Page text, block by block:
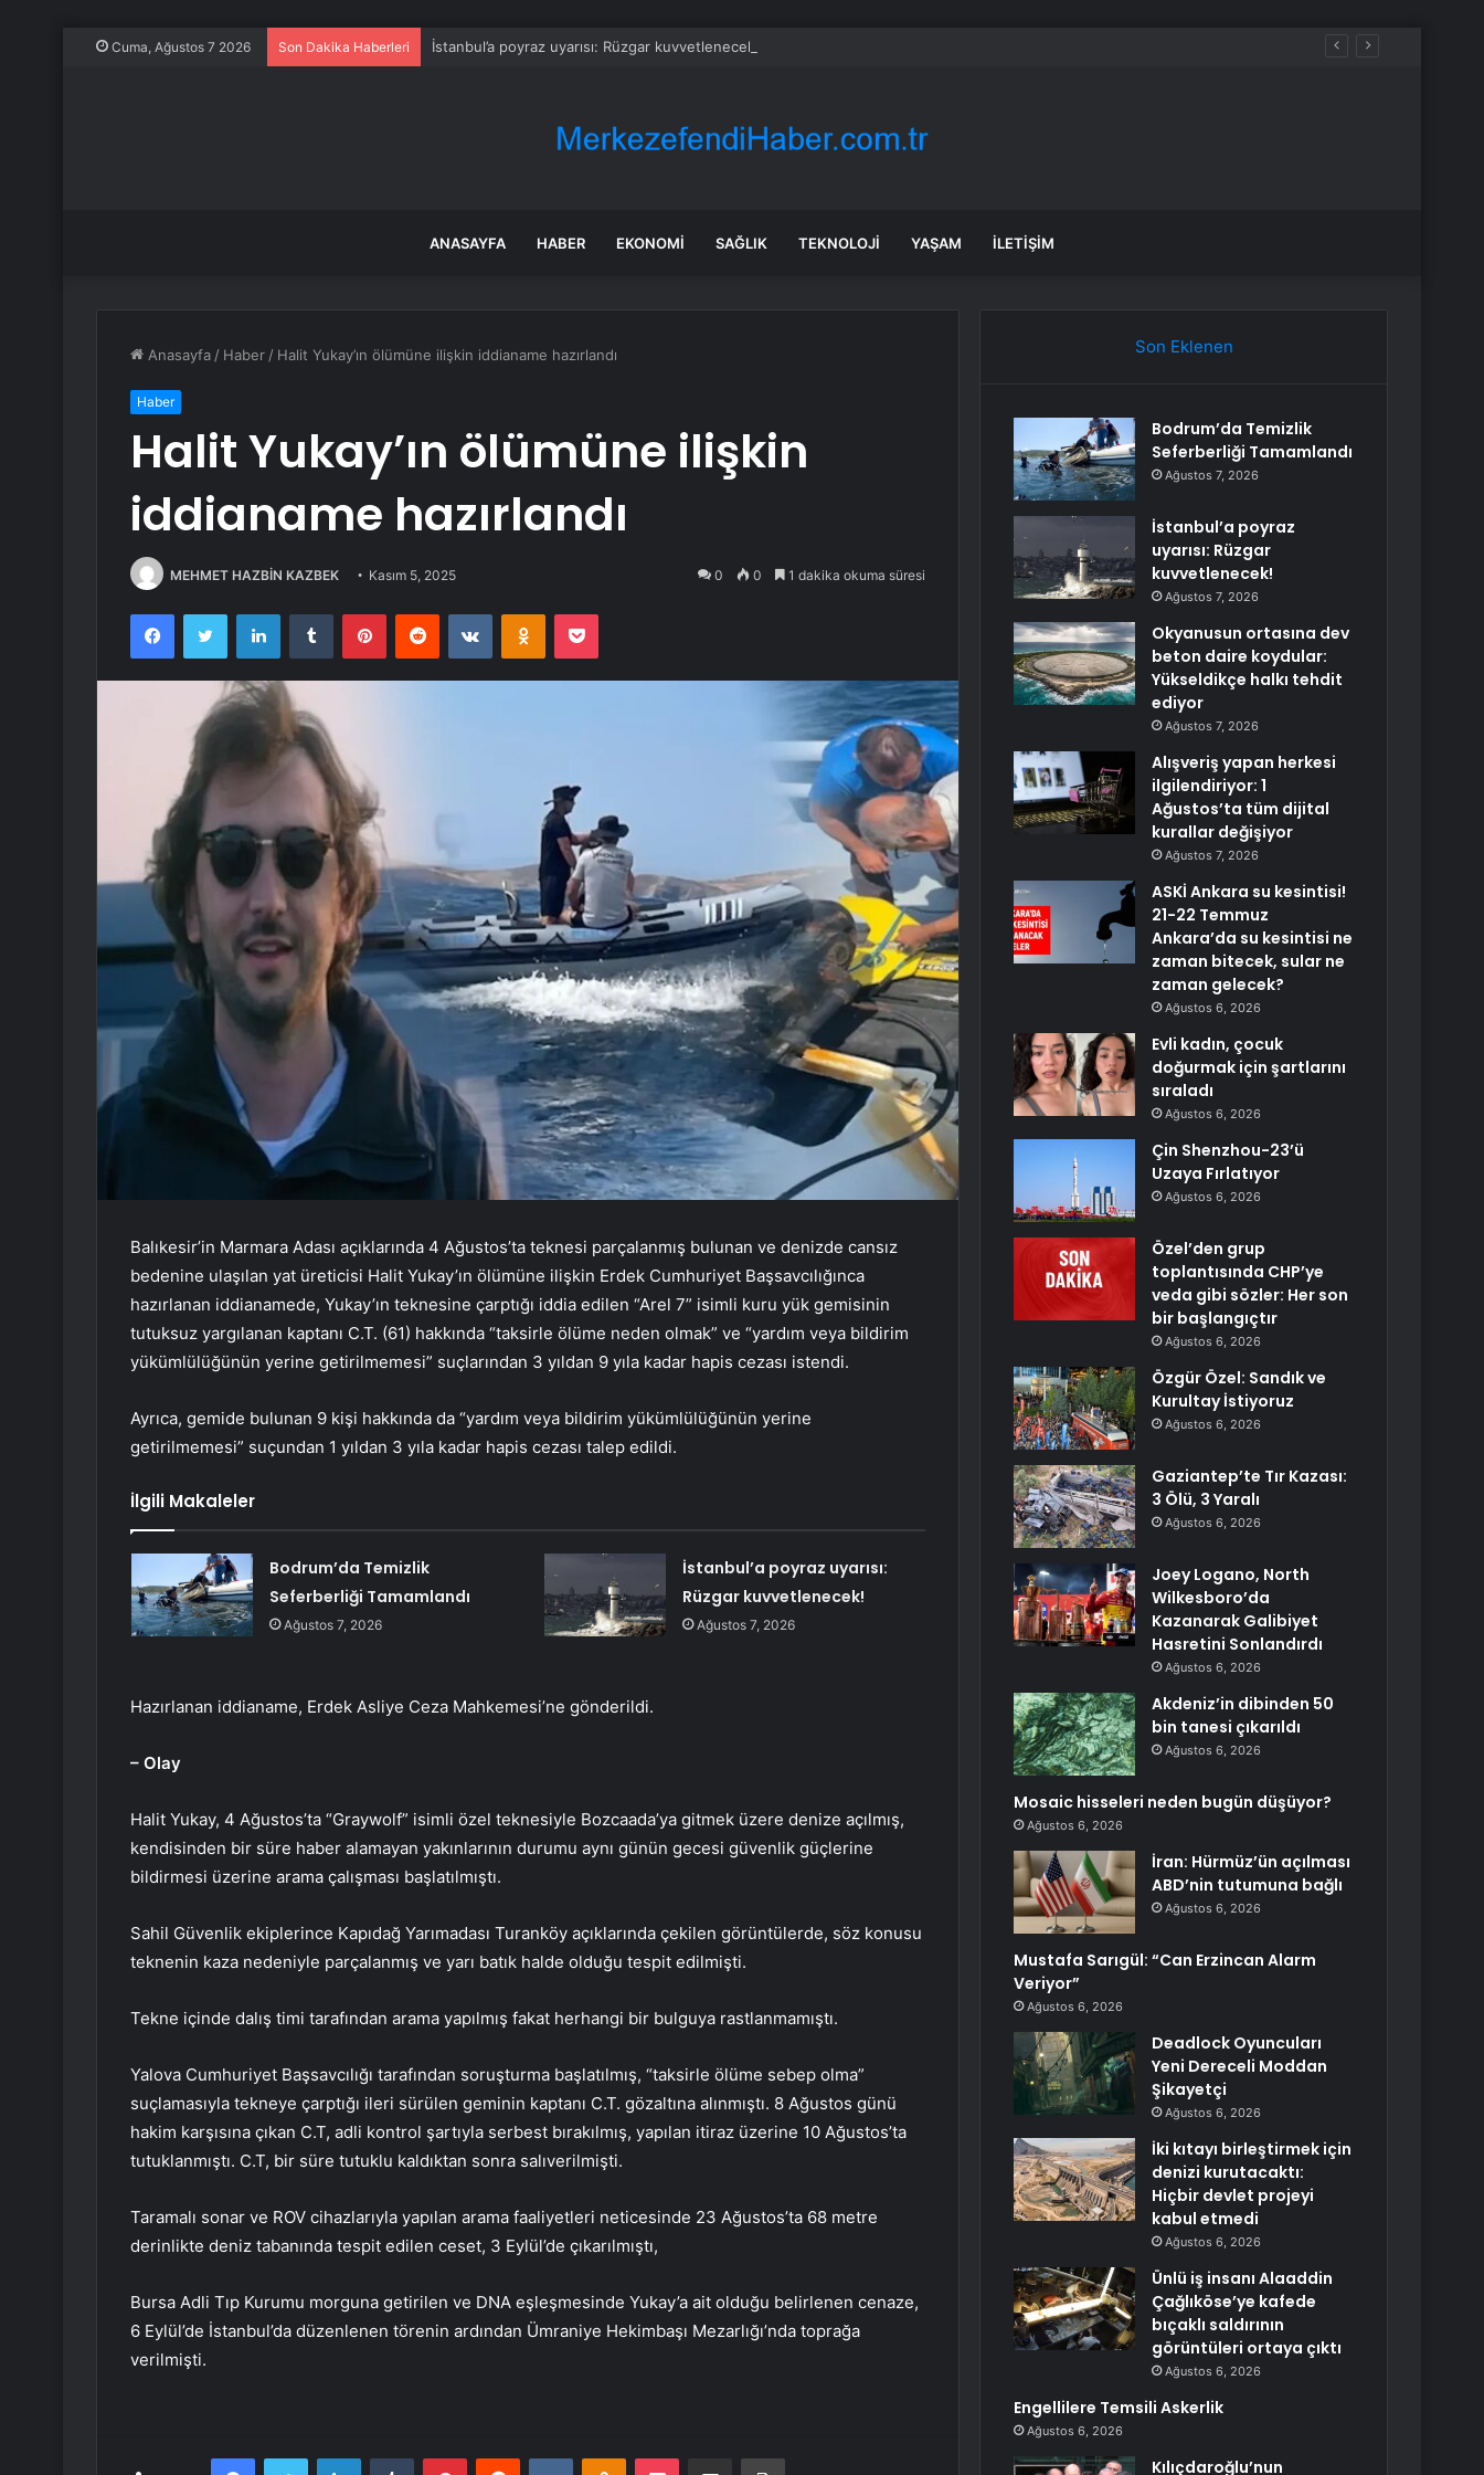
Cuma, Ağustos 7 2026 Son Dakika Haberleri İstanbul’a poyraz uyarısı: Rüzgar kuvvetlenecek!
ANASAYFA HABER EKONOMI SAĞLIK TEKNOLOJI YAŞAM İLETIŞIM
Anasayfa / Haber / Halit Yukay’ın ölümüne ilişkin iddianame hazırlandı
Haber
Halit Yukay’ın ölümüne ilişkin
iddianame hazırlandı
MEHMET HAZBİN KAZBEK Kasım 5, 2025 0 0 1 dakika okuma süresi
FacebookTwitter LinkedInTumblr PinterestReddit VKontakteOdnoklassniki
Pocket
Balıkesir’in Marmara Adası açıklarında 4 Ağustos’ta teknesi parçalanmış bulunan ve denizde cansız
bedenine ulaşılan yat üreticisi Halit Yukay’ın ölümüne ilişkin Erdek Cumhuriyet Başsavcılığınca
hazırlanan iddianamede, Yukay’ın teknesine çarptığı iddia edilen “Arel 7” isimli kuru yük gemisinin
tutuksuz yargılanan kaptanı C.T. (61) hakkında “taksirle ölüme neden olmak” ve “yardım veya bildirim
yükümlülüğünün yerine getirilmemesi” suçlarından 3 yıldan 9 yıla kadar hapis cezası istendi.
Ayrıca, gemide bulunan 9 kişi hakkında da “yardım veya bildirim yükümlülüğünün yerine
getirilmemesi” suçundan 1 yıldan 3 yıla kadar hapis cezası talep edildi.
İlgili Makaleler
Bodrum’da Temizlik
Seferberliği Tamamlandı
Ağustos 7, 2026
İstanbul’a poyraz uyarısı:
Rüzgar kuvvetlenecek!
Ağustos 7, 2026
Hazırlanan iddianame, Erdek Asliye Ceza Mahkemesi’ne gönderildi.
– Olay
Halit Yukay, 4 Ağustos’ta “Graywolf” isimli özel teknesiyle Bozcaada’ya gitmek üzere denize açılmış,
kendisinden bir süre haber alamayan yakınlarının durumu aynı günün gecesi güvenlik güçlerine
bildirmesi üzerine arama çalışması başlatılmıştı.
Sahil Güvenlik ekiplerince Kapıdağ Yarımadası Turanköy açıklarında çekilen görüntülerde, söz konusu
teknenin kaza nedeniyle parçalanmış ve yarı batık halde olduğu tespit edilmişti.
Tekne içinde dalış timi tarafından arama yapılmış fakat herhangi bir bulguya rastlanmamıştı.
Yalova Cumhuriyet Başsavcılığı tarafından soruşturma başlatılmış, “taksirle ölüme sebep olma”
suçlamasıyla tekneye çarptığı ileri sürülen geminin kaptanı C.T. gözaltına alınmıştı. 8 Ağustos günü
hakim karşısına çıkan C.T, adli kontrol şartıyla serbest bırakılmış, yapılan itiraz üzerine 10 Ağustos’ta
tutuklanmıştı. C.T, bir süre tutuklu kaldıktan sonra salıverilmişti.
Taramalı sonar ve ROV cihazlarıyla yapılan arama faaliyetleri neticesinde 23 Ağustos’ta 68 metre
derinlikte deniz tabanında tespit edilen ceset, 3 Eylül’de çıkarılmıştı,
Bursa Adli Tıp Kurumu morguna getirilen ve DNA eşleşmesinde Yukay’a ait olduğu belirlenen cenaze,
6 Eylül’de İstanbul’da düzenlenen törenin ardından Ümraniye Hekimbaşı Mezarlığı’nda toprağa
verilmişti.
FacebookTwitter LinkedInTumblr PinterestReddit VKontakteOdnoklassniki
Pocket E-Posta ile paylaş Yazdır
Son Eklenen
Bodrum’da Temizlik
Seferberliği Tamamlandı
Ağustos 7, 2026
İstanbul’a poyraz
uyarısı: Rüzgar
kuvvetlenecek!
Ağustos 7, 2026
Okyanusun ortasına dev
beton daire koydular:
Yükseldikçe halkı tehdit
ediyor
Ağustos 7, 2026
Alışveriş yapan herkesi
ilgilendiriyor: 1
Ağustos’ta tüm dijital
kurallar değişiyor
Ağustos 7, 2026
ASKİ Ankara su kesintisi!
21-22 Temmuz
Ankara’da su kesintisi ne
zaman bitecek, sular ne
zaman gelecek?
Ağustos 6, 2026
Evli kadın, çocuk
doğurmak için şartlarını
sıraladı
Ağustos 6, 2026
Çin Shenzhou-23’ü
Uzaya Fırlatıyor
Ağustos 6, 2026
Özel’den grup
toplantısında CHP’ye
veda gibi sözler: Her son
bir başlangıçtır
Ağustos 6, 2026
Özgür Özel: Sandık ve
Kurultay İstiyoruz
Ağustos 6, 2026
Gaziantep’te Tır Kazası:
3 Ölü, 3 Yaralı
Ağustos 6, 2026
Joey Logano, North
Wilkesboro’da
Kazanarak Galibiyet
Hasretini Sonlandırdı
Ağustos 6, 2026
Akdeniz’in dibinden 50
bin tanesi çıkarıldı
Ağustos 6, 2026
Mosaic hisseleri neden bugün düşüyor?
Ağustos 6, 2026
İran: Hürmüz’ün açılması
ABD’nin tutumuna bağlı
Ağustos 6, 2026
Mustafa Sarıgül: “Can Erzincan Alarm
Veriyor”
Ağustos 6, 2026
Deadlock Oyuncuları
Yeni Dereceli Moddan
Şikayetçi
Ağustos 6, 2026
İki kıtayı birleştirmek için
denizi kurutacaktı:
Hiçbir devlet projeyi
kabul etmedi
Ağustos 6, 2026
Ünlü iş insanı Alaaddin
Çağlıköse’ye kafede
bıçaklı saldırının
görüntüleri ortaya çıktı
Ağustos 6, 2026
Engellilere Temsili Askerlik
Ağustos 6, 2026
Kılıçdaroğlu’nun